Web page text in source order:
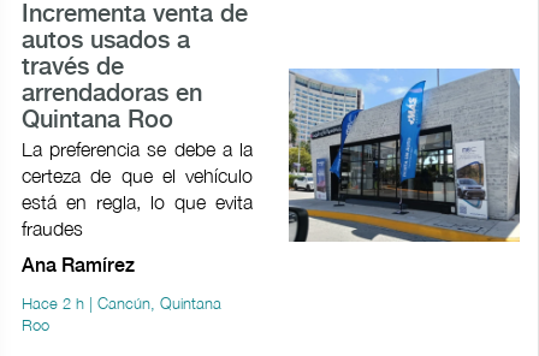
Incrementa venta de
autos usados a
través de
arrendadoras en
Quintana Roo
La preferencia se debe a la
certeza de que el vehículo
está en regla, lo que evita
fraudes
Ana Ramírez
Hace 2 h | Cancún, Quintana
Roo